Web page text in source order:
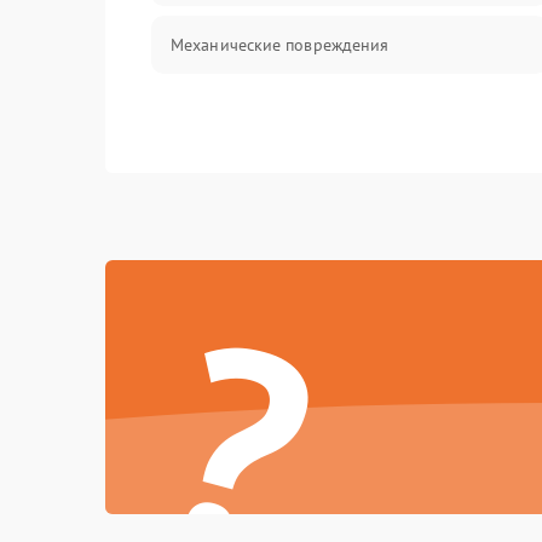
Механические повреждения
?